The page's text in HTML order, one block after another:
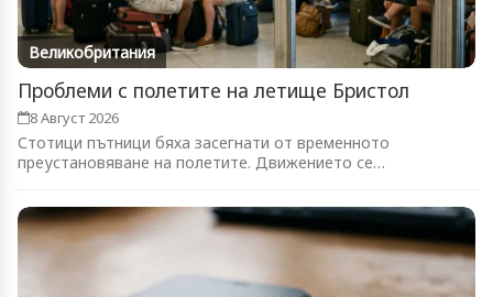
Великобритания
Проблеми с полетите на летище Бристол
8 Август 2026
Стотици пътници бяха засегнати от временното
преустановяване на полетите. Движението се